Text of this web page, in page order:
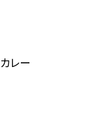
レー